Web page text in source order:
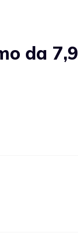
da 7,9